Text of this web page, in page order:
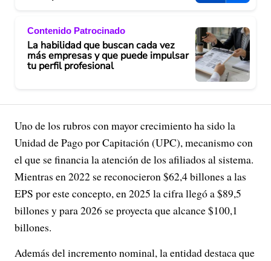
Contenido Patrocinado
La habilidad que buscan cada vez
más empresas y que puede impulsar
tu perfil profesional
Uno de los rubros con mayor crecimiento ha sido la
Unidad de Pago por Capitación (UPC), mecanismo con
el que se financia la atención de los afiliados al sistema.
Mientras en 2022 se reconocieron $62,4 billones a las
EPS por este concepto, en 2025 la cifra llegó a $89,5
billones y para 2026 se proyecta que alcance $100,1
billones.
Además del incremento nominal, la entidad destaca que